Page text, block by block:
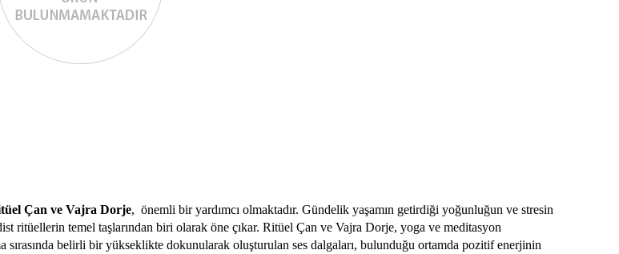
Çan ve Vajra Dorje, önemli bir yardımcı olmaktadır. Gündelik yaşamın getirdiği yoğunluğun ve stresin
ritüellerin temel taşlarından biri olarak öne çıkar. Ritüel Çan ve Vajra Dorje, yoga ve meditasyon
belirli bir yükseklikte dokunularak oluşturulan ses dalgaları, bulunduğu ortamda pozitif enerjinin